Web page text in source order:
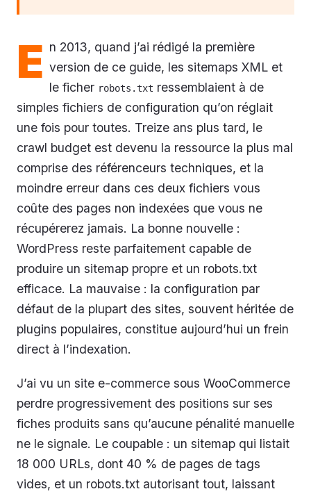
E n 2013, quand j’ai rédigé la première
version de ce guide, les sitemaps XML et
le ficher robots.txt ressemblaient à de
simples fichiers de configuration qu’on réglait
une fois pour toutes. Treize ans plus tard, le
crawl budget est devenu la ressource la plus mal
comprise des référenceurs techniques, et la
moindre erreur dans ces deux fichiers vous
coûte des pages non indexées que vous ne
récupérerez jamais. La bonne nouvelle :
WordPress reste parfaitement capable de
produire un sitemap propre et un robots.txt
efficace. La mauvaise : la configuration par
défaut de la plupart des sites, souvent héritée de
plugins populaires, constitue aujourd’hui un frein
direct à l’indexation.
J’ai vu un site e-commerce sous WooCommerce
perdre progressivement des positions sur ses
fiches produits sans qu’aucune pénalité manuelle
ne le signale. Le coupable : un sitemap qui listait
18 000 URLs, dont 40 % de pages de tags
vides, et un robots.txt autorisant tout, laissant